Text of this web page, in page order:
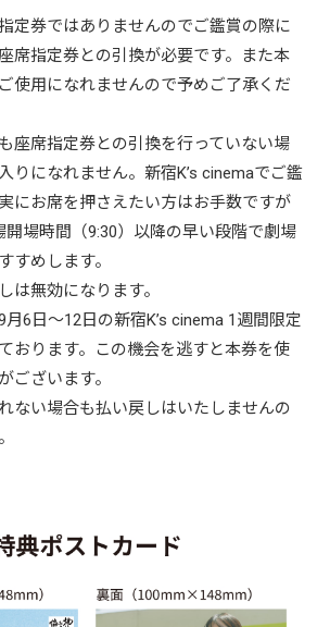
定券ではありませんのでご鑑賞の際に
席指定券との引換が必要です。また本
使用になれませんので予めご了承くだ
座席指定券との引換を行っていない場
りになれません。新宿K’s cinemaでご鑑
にお席を押さえたい方はお手数ですが
開場時間（9:30）以降の早い段階で劇場
すめします。
は無効になります。
6日～12日の新宿K’s cinema 1週間限定
おります。この機会を逃すと本券を使
ございます。
ない場合も払い戻しはいたしませんの